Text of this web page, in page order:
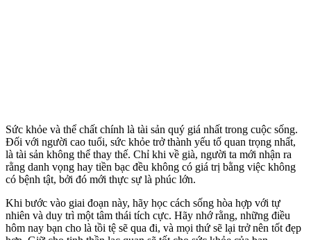
Sức khỏe và thể chất chính là tài sản quý giá nhất trong cuộc sống.
Đối với người cao tuổi, sức khỏe trở thành yếu tố quan trọng nhất,
là tài sản không thể thay thế. Chỉ khi về già, người ta mới nhận ra
rằng danh vọng hay tiền bạc đều không có giá trị bằng việc không
có bệnh tật, bởi đó mới thực sự là phúc lớn.
Khi bước vào giai đoạn này, hãy học cách sống hòa hợp với tự
nhiên và duy trì một tâm thái tích cực. Hãy nhớ rằng, những điều
hôm nay bạn cho là tồi tệ sẽ qua đi, và mọi thứ sẽ lại trở nên tốt đẹp